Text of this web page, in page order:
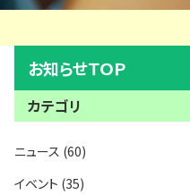
お知らせＴＯＰ
カテゴリ
ニュース (60)
イベント (35)